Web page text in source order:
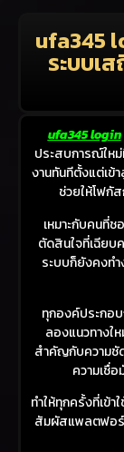
ufa345
ระบบเ
ufa345 login
ประสบการณ์ให
งานทันทีตั้งแต่เข้
ช่วยให้โฟกั
เหมาะกับคนที่
ตัดสินใจที่เฉียบค
ระบบก็ยังคงทำ
ทุกองค์ประกอ
ลองแนวทางใ
สำคัญกับความชัด
ความเชื่
ทำให้ทุกครั้งที่เข้
สัมผัสแพลตฟอร์